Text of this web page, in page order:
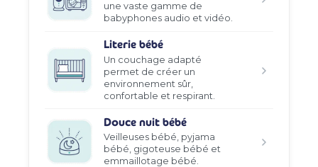
une vaste gamme de
babyphones audio et vidéo.
Literie bébé
Un couchage adapté
permet de créer un
environnement sûr,
confortable et respirant.
Douce nuit bébé
Veilleuses bébé, pyjama
bébé, gigoteuse bébé et
emmaillotage bébé.